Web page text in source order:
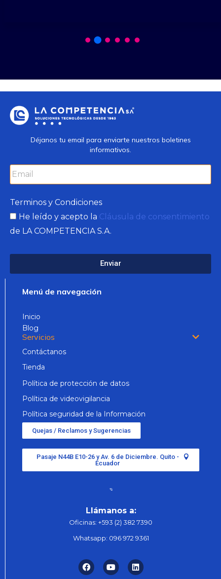
Déjanos tu email para enviarte nuestros boletines
informativos.
Terminos y Condiciones
He leído y acepto la Cláusula de consentimiento
de LA COMPETENCIA S.A.
Enviar
Menú de navegación
Inicio
Blog
Servicios
Contáctanos
Tienda
Política de protección de datos
Política de videovigilancia
Política seguridad de la Información
Quejas / Reclamos y Sugerencias
Pasaje N44B E10-26 y Av. 6 de Diciembre. Quito -
Ecuador
Llámanos a:
Oficinas: +593 (2) 382 7390
Whatsapp: 096 972 9361